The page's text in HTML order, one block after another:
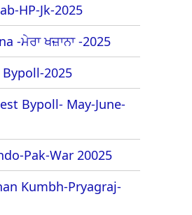
HP-Jk-2025
-ਮੇਰਾ ਖਜ਼ਾਨਾ -2025
2025
Bypoll- May-June-
Pak-War 20025
Kumbh-Pryagraj-